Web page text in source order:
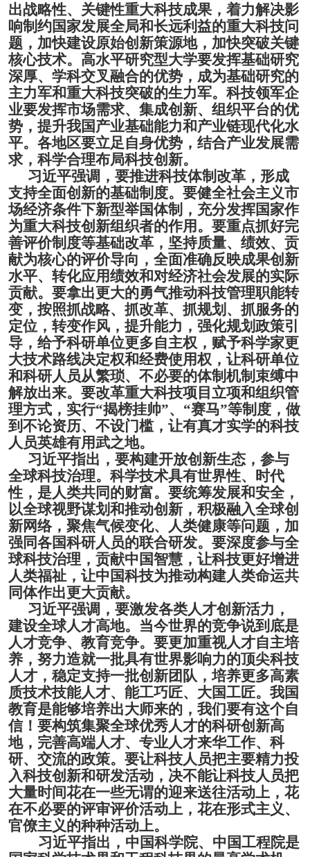
出战略性、关键性重大科技成果，着力解决影
响制约国家发展全局和长远利益的重大科技问
题，加快建设原始创新策源地，加快突破关键
核心技术。高水平研究型大学要发挥基础研究
深厚、学科交叉融合的优势，成为基础研究的
主力军和重大科技突破的生力军。科技领军企
业要发挥市场需求、集成创新、组织平台的优
势，提升我国产业基础能力和产业链现代化水
平。各地区要立足自身优势，结合产业发展需
求，科学合理布局科技创新。
习近平强调，要推进科技体制改革，形成
支持全面创新的基础制度。要健全社会主义市
场经济条件下新型举国体制，充分发挥国家作
为重大科技创新组织者的作用。要重点抓好完
善评价制度等基础改革，坚持质量、绩效、贡
献为核心的评价导向，全面准确反映成果创新
水平、转化应用绩效和对经济社会发展的实际
贡献。要拿出更大的勇气推动科技管理职能转
变，按照抓战略、抓改革、抓规划、抓服务的
定位，转变作风，提升能力，强化规划政策引
导，给予科研单位更多自主权，赋予科学家更
大技术路线决定权和经费使用权，让科研单位
和科研人员从繁琐、不必要的体制机制束缚中
解放出来。要改革重大科技项目立项和组织管
理方式，实行“揭榜挂帅”、“赛马”等制度，做
到不论资历、不设门槛，让有真才实学的科技
人员英雄有用武之地。
习近平指出，要构建开放创新生态，参与
全球科技治理。科学技术具有世界性、时代
性，是人类共同的财富。要统筹发展和安全，
以全球视野谋划和推动创新，积极融入全球创
新网络，聚焦气候变化、人类健康等问题，加
强同各国科研人员的联合研发。要深度参与全
球科技治理，贡献中国智慧，让科技更好增进
人类福祉，让中国科技为推动构建人类命运共
同体作出更大贡献。
习近平强调，要激发各类人才创新活力，
建设全球人才高地。当今世界的竞争说到底是
人才竞争、教育竞争。要更加重视人才自主培
养，努力造就一批具有世界影响力的顶尖科技
人才，稳定支持一批创新团队，培养更多高素
质技术技能人才、能工巧匠、大国工匠。我国
教育是能够培养出大师来的，我们要有这个自
信！要构筑集聚全球优秀人才的科研创新高
地，完善高端人才、专业人才来华工作、科
研、交流的政策。要让科技人员把主要精力投
入科技创新和研发活动，决不能让科技人员把
大量时间花在一些无谓的迎来送往活动上，花
在不必要的评审评价活动上，花在形式主义、
官僚主义的种种活动上。
习近平指出，中国科学院、中国工程院是